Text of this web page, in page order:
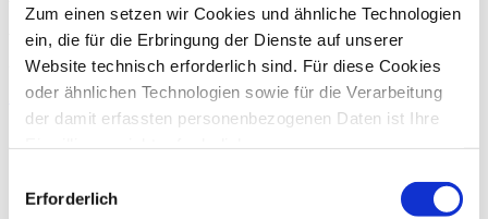
Zum einen setzen wir Cookies und ähnliche Technologien
ein, die für die Erbringung der Dienste auf unserer
Website technisch erforderlich sind. Für diese Cookies
oder ähnlichen Technologien sowie für die Verarbeitung
der damit erfassten personenbezogenen Daten ist Ihre
mit Ihrer ausdrücklichen Einwilligung einsetzen und die
Erforderlich
Wenn Sie Fragen zu unseren Angeboten haben, können Sie uns
gern telefonisch (+49 228 81000 0) oder perE-Mail kontaktieren.
Zum Kontakt